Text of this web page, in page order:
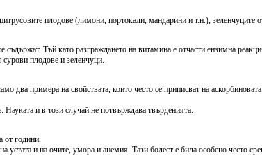
плодове (лимони, портокали, мандарини и т.н.), зеленчуците
Тъй като разграждането на витамина е отчасти ензимна
плодове и зеленчуци.
примера на свойствата, които често се приписват на
и в този случай не потвърждава твърденията.
от години.
и на очите, умора и анемия. Тази болест е била особено често